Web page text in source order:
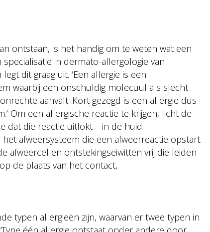
ontstaan, is het handig om te weten wat een
in dermato-allergologie van
dit graag uit. ‘Een allergie is een
waarbij een onschuldig molecuul als slecht
aanvalt. Kort gezegd is een allergie dus
Om een allergische reactie te krijgen, licht de
dat die reactie uitlokt – in de huid
afweersysteem die een afweerreactie opstart.
afweercellen ontstekingseiwitten vrij die leiden
de plaats van het contact,
typen allergieën zijn, waarvan er twee typen in